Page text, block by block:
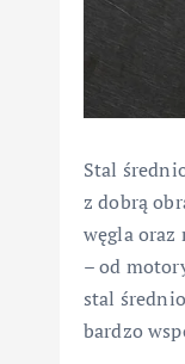
Stal
z dobrą
węgla oraz
– od
stal
bardzo